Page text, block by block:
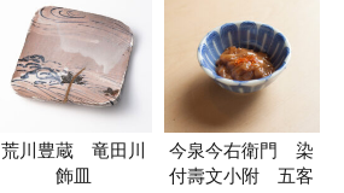
荒川豊蔵 竜田川
飾皿
今泉今右衛門 染
付壽文小附 五客